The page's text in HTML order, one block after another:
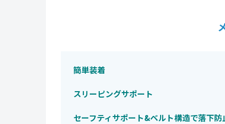
簡単装着
スリーピングサポート
セーフティサポート&ベルト構造で落下防